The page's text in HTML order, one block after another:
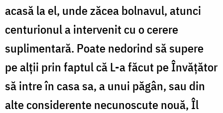
acasă la el, unde zăcea bolnavul, atunci
centurionul a intervenit cu o cerere
suplimentară. Poate nedorind să supere
pe alții prin faptul că L-a făcut pe Învățător
să intre în casa sa, a unui păgân, sau din
alte considerente necunoscute nouă, Îl